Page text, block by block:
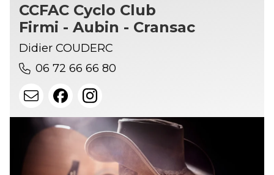
CCFAC Cyclo Club
Firmi - Aubin - Cransac
Didier COUDERC
06 72 66 66 80